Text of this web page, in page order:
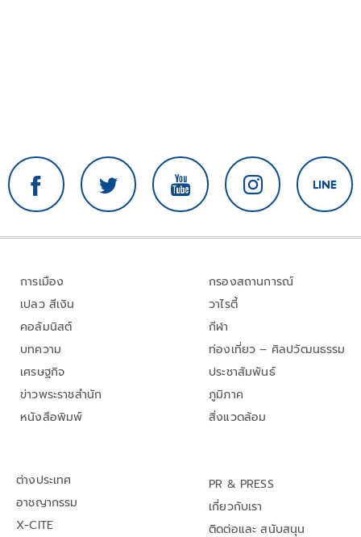
การเมือง
เปลว สีเงิน
คอลัมนิสต์
บทความ
เศรษฐกิจ
ข่าวพระราชสำนัก
หนังสือพิมพ์
กรองสถานการณ์
วาไรตี้
กีฬา
ท่องเที่ยว – ศิลปวัฒนธรรม
ประชาสัมพันธ์
ภูมิภาค
สิ่งแวดล้อม
ต่างประเทศ
อาชญากรรม
X-CITE
PR & PRESS
เกี่ยวกับเรา
ติดต่อและ สนับสนุน